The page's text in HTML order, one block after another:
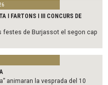
I FARTONS I III CONCURS DE
festes de Burjassot el segon cap
animaran la vesprada del 10